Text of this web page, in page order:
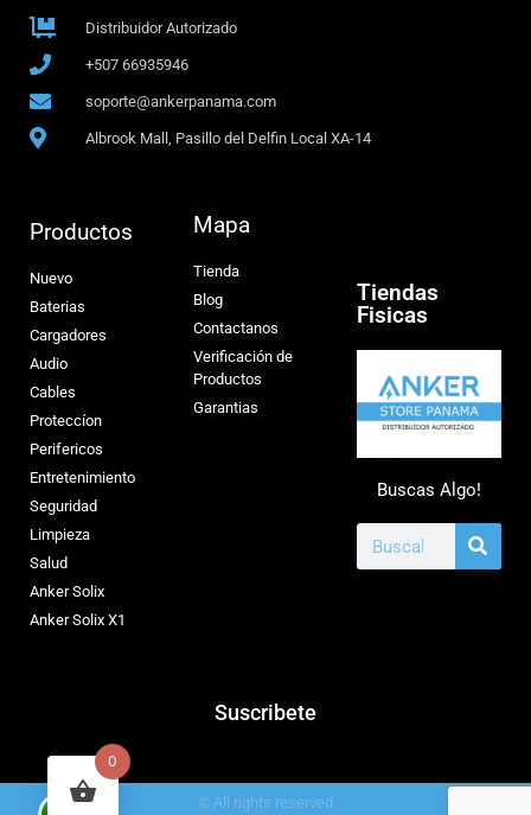
Distribuidor Autorizado
+507 66935946
soporte@ankerpanama.com
Albrook Mall, Pasillo del Delfin Local XA-14
Productos
Nuevo
Baterias
Cargadores
Audio
Cables
Proteccíon
Perifericos
Entretenimiento
Seguridad
Limpieza
Salud
Anker Solix
Anker Solix X1
Mapa
Tienda
Blog
Contactanos
Verificación de
Productos
Garantias
Tiendas
Fisicas
Buscas Algo!
Suscribete
© All rights reserved
0